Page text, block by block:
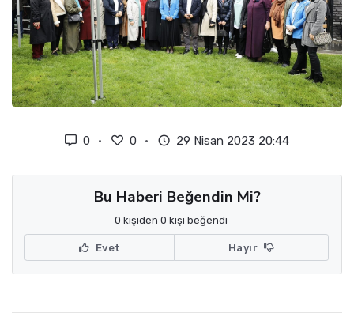
0 0 29 Nisan 2023 20:44
Bu Haberi Beğendin Mi?
0 kişiden 0 kişi beğendi
Evet Hayır